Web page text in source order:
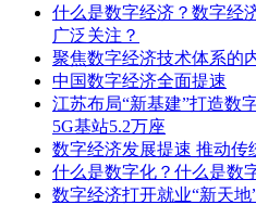
什么是数字经济？数字经
广泛关注？
聚焦数字经济技术体系的
中国数字经济全面提速
江苏布局“新基建”打造数
5G基站5.2万座
数字经济发展提速 推动传
什么是数字化？什么是数
数字经济打开就业“新天地